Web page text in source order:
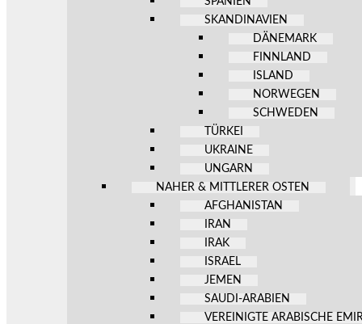
SKANDINAVIEN
DÄNEMARK
FINNLAND
ISLAND
NORWEGEN
SCHWEDEN
TÜRKEI
UKRAINE
UNGARN
NAHER & MITTLERER OSTEN
AFGHANISTAN
IRAN
IRAK
ISRAEL
JEMEN
SAUDI-ARABIEN
VEREINIGTE ARABISCHE